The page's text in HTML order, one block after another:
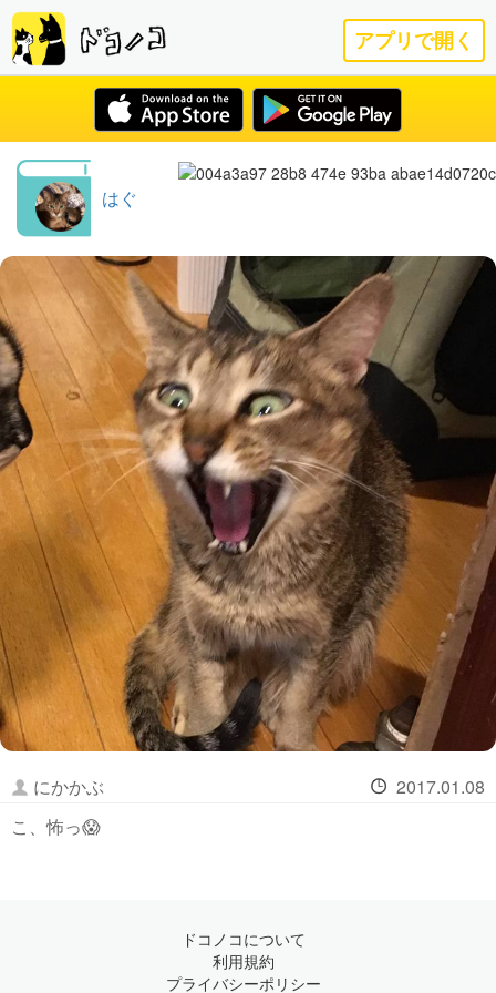
アプリで開く
はぐ
にかかぶ
2017.01.08
こ、怖っ😱
ドコノコについて
利用規約
プライバシーポリシー